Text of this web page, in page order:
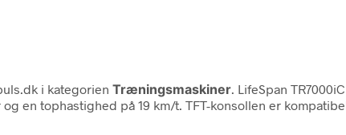
i kategorien Træningsmaskiner . LifeSpan
en tophastighed på 19 km/t. TFT-konsollen er